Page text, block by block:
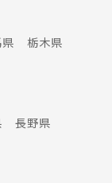
栃木県
長野県